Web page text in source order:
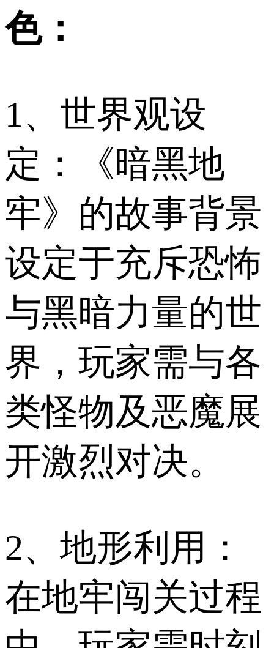
色：
1、世界观设
定：《暗黑地
牢》的故事背景
设定于充斥恐怖
与黑暗力量的世
界，玩家需与各
类怪物及恶魔展
开激烈对决。
2、地形利用：
在地牢闯关过程